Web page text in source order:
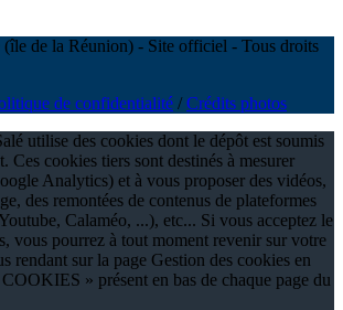
de la Réunion) - Site officiel - Tous droits
de confidentialité /Crédits photos
utilise des cookies dont le dépôt est soumis
Ces cookies tiers sont destinés à mesurer
Analytics) et à vous proposer des vidéos,
des remontées de contenus de plateformes
Calaméo, ...), etc... Si vous acceptez le
vous pourrez à tout moment revenir sur votre
rendant sur la page Gestion des cookies en
» présent en bas de chaque page du